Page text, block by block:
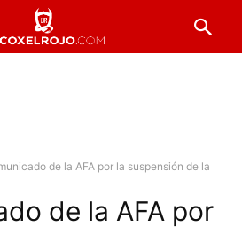
de la AFA por la suspensión de la
de la AFA por